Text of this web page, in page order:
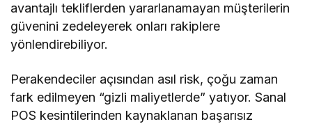
avantajlı tekliflerden yararlanamayan müşterilerin
güvenini zedeleyerek onları rakiplere
yönlendirebiliyor.
Perakendeciler açısından asıl risk, çoğu zaman
fark edilmeyen “gizli maliyetlerde” yatıyor. Sanal
POS kesintilerinden kaynaklanan başarısız